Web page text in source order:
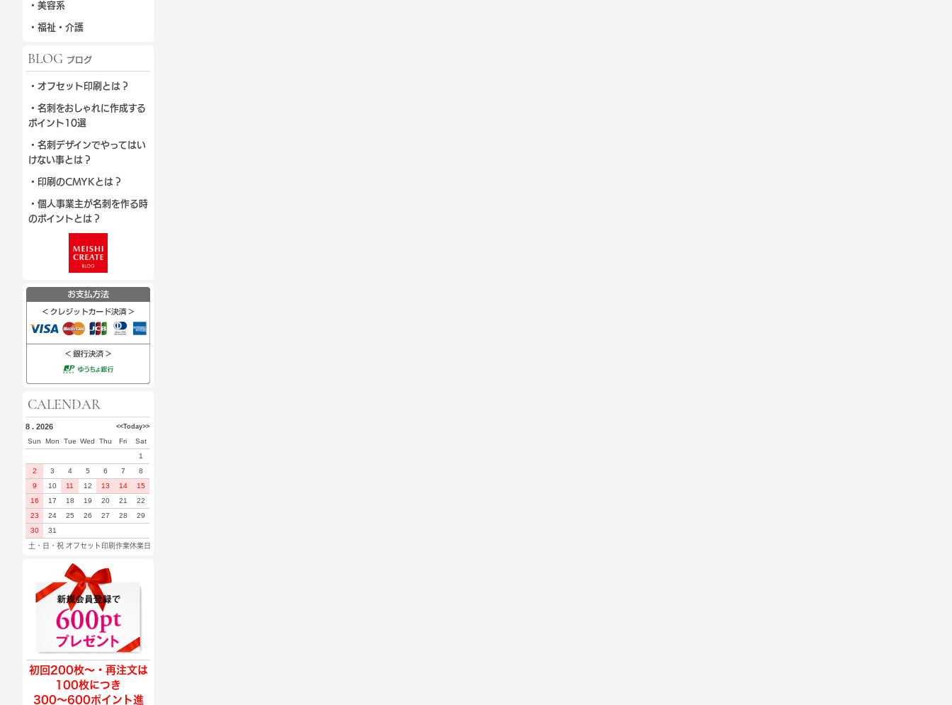
・美容系
・福祉・介護
BLOG ブログ
・オフセット印刷とは？
・名刺をおしゃれに作成する
ポイント10選
・名刺デザインでやってはい
けない事とは？
・印刷のCMYKとは？
・個人事業主が名刺を作る時
のポイントとは？
CALENDAR
>>
Today
<<
8 . 2026
Sun Mon Tue Wed Thu Fri
Sat
1
2
3 4 5 6 7
8
9
10 11 12 13 14
15
16
17 18 19 20 21
22
23
24 25 26 27 28
29
30
31
土・日・祝 オフセット印刷作業休業日
初回200枚〜・再注文は
100枚につき
300〜600ポイント進